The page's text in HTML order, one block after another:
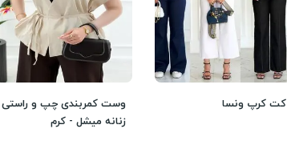
کت کرپ ونسا
وست کمربندی چپ و راستی
زنانه میشل - کرم